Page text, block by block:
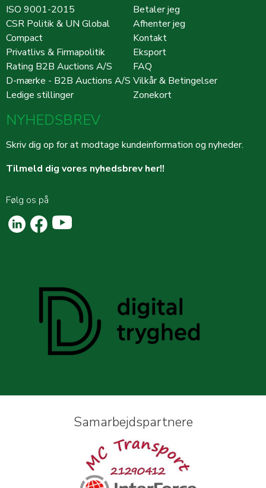
ISO 9001-2015
CSR Politik & UN Global
Compact
Privatlivs & Firmapolitik
Rating B2B Auctions A/S
D-mærke - B2B Auctions A/S
Ledige stillinger
Betaler jeg
Afhenter jeg
Kontakt
Eksport
FAQ
Vilkår & Betingelser
Zonekort
NYHEDSBREV
Skriv dig op for at modtage kundeinformation og nyheder.
Tilmeld dig vores nyhedsbrev her!!
Følg os på
Samarbejdspartnere